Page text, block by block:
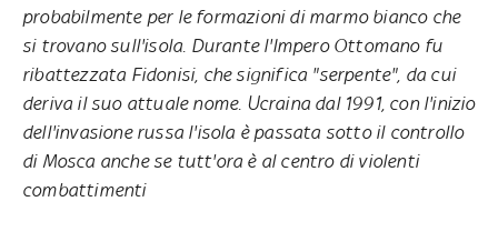
probabilmente per le formazioni di marmo bianco che
si trovano sull'isola. Durante l'Impero Ottomano fu
ribattezzata Fidonisi, che significa "serpente", da cui
deriva il suo attuale nome. Ucraina dal 1991, con l'inizio
dell'invasione russa l'isola è passata sotto il controllo
di Mosca anche se tutt'ora è al centro di violenti
combattimenti